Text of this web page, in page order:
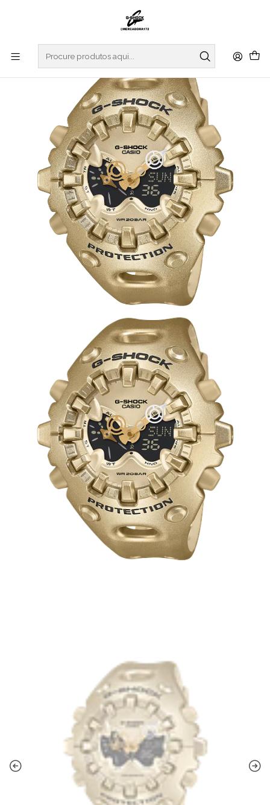
G-SHOCK
Big Case Basic Series GA-V01A-9AER